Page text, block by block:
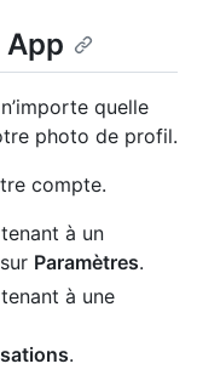
quelle
photo de profil.
compte.
à un
Paramètres.
à une
.